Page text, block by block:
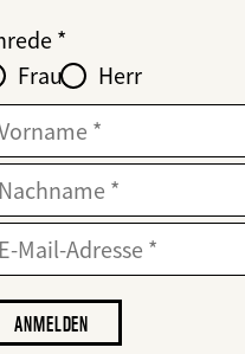
Frau
Herr